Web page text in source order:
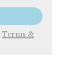
Terms &